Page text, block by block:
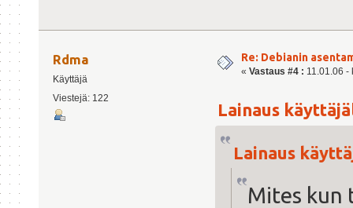
Rdma
Käyttäjä
Viestejä: 122
Re: Debianin
« Vastaus #4 : 11.01.06 -
Lainaus
Lainaus
Mites kun